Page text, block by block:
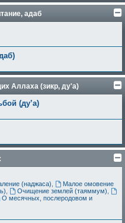
адаб
Аллаха (зикр, ду'а)
(ду’а)
(наджаса)
Малое омовение
Очищение землей (таяммум)
О месячных, послеродовом и